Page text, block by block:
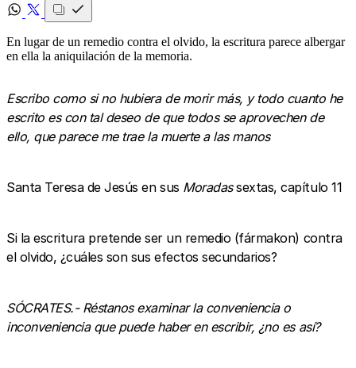
En lugar de un remedio contra el olvido, la escritura parece albergar
en ella la aniquilación de la memoria.
Escribo como si no hubiera de morir más, y todo cuanto he
escrito es con tal deseo de que todos se aprovechen de
ello, que parece me trae la muerte a las manos
Santa Teresa de Jesús en sus Moradassextas, capítulo 11
Si la escritura pretende ser un remedio (fármakon) contra
el olvido, ¿cuáles son sus efectos secundarios?
SÓCRATES.- Réstanos examinar la conveniencia o
inconveniencia que puede haber en escribir, ¿no es así?